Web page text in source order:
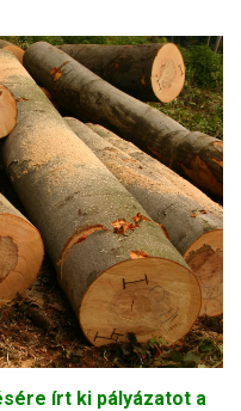
írt ki pályázatot a